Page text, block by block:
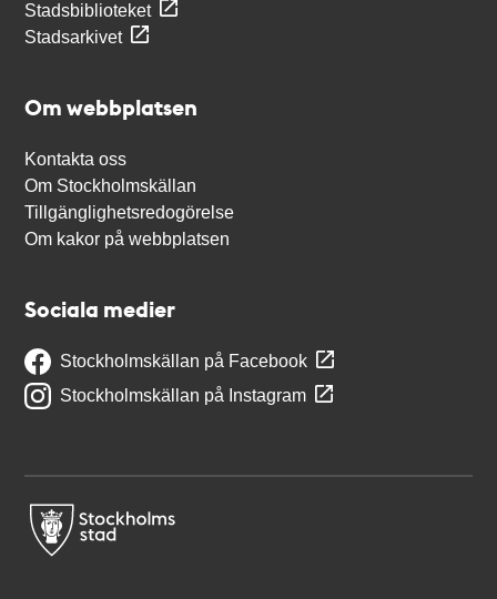
Stadsbiblioteket
Stadsarkivet
Om webbplatsen
Kontakta oss
Om Stockholmskällan
Tillgänglighetsredogörelse
Om kakor på webbplatsen
Sociala medier
Stockholmskällan på Facebook
Stockholmskällan på Instagram